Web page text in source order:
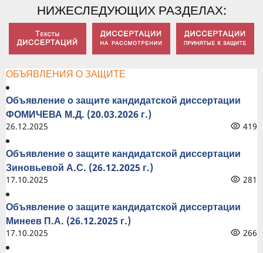
НИЖЕСЛЕДУЮЩИХ РАЗДЕЛАХ:
ОБЪЯВЛЕНИЯ О ЗАЩИТЕ
Объявление о защите кандидатской диссертации
ФОМИЧЕВА М.Д. (20.03.2026 г.)
26.12.2025 419
Объявление о защите кандидатской диссертации
Зиновьевой А.С. (26.12.2025 г.)
17.10.2025 281
Объявление о защите кандидатской диссертации
Минеев П.А. (26.12.2025 г.)
17.10.2025 266